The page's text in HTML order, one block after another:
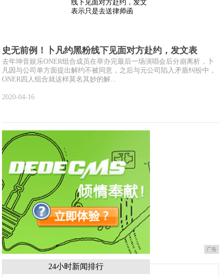
史无前例！卜凡约黑粉线下见面对方赴约，发文表
去年坤音娱乐ONER组合成员在举办完最后一场演唱会后分崩离析，卜
凡因与公司单方面提出解约不被同意，之后与元公司陷入矛盾纠纷中，
ONER四人组合就这样莫名其妙的解...
2020-04-16
广告
24小时新闻排行